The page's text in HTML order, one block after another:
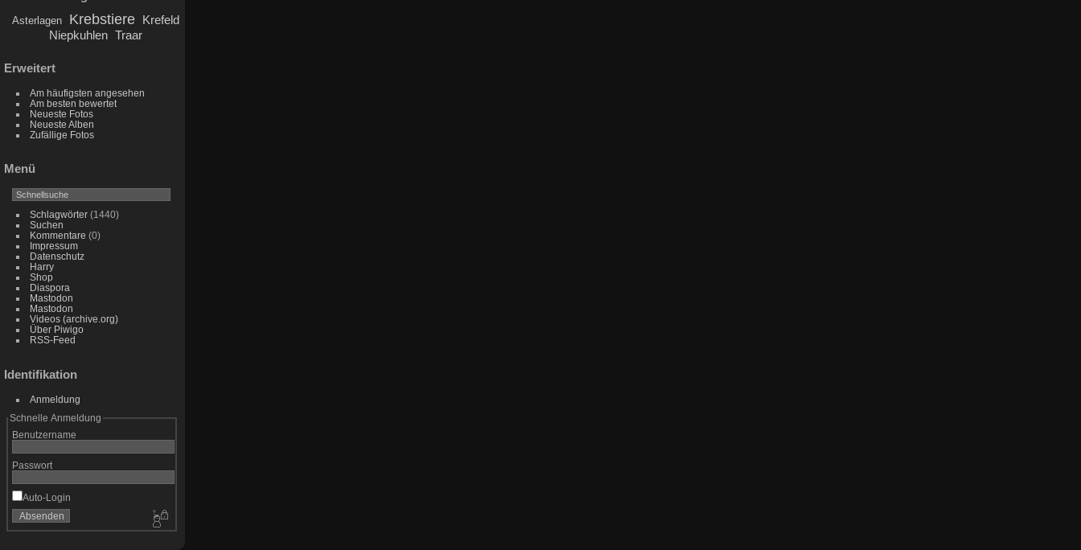
Asterlagen Krebstiere Krefeld
Niepkuhlen Traar
Erweitert
Am häufigsten angesehen
Am besten bewertet
Neueste Fotos
Neueste Alben
Zufällige Fotos
Menü
Schlagwörter(1440)
Suchen
Kommentare (0)
Impressum
Datenschutz
Harry
Shop
Diaspora
Mastodon
Mastodon
Videos (archive.org)
Über Piwigo
RSS-Feed
Identifikation
Anmeldung
Schnelle Anmeldung
Benutzername
Passwort
Auto-Login